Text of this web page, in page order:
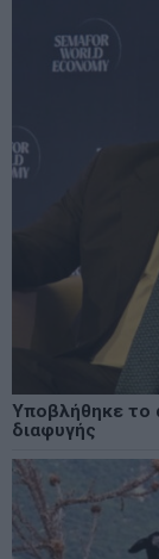
Υποβλήθηκε το
διαφυγής